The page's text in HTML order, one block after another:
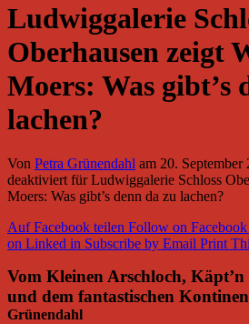
Ludwiggalerie
Oberhausen zeigt
Moers: Was gibt’s
lachen?
Von Petra Grünendahl am 20. September
deaktiviertfür Ludwiggalerie Schloss
Moers: Was gibt’s denn da zu lachen?
Auf Facebook teilen Follow on Facebook
on Linked in Subscribe by Email Print
Vom Kleinen Arschloch,
und dem fantastischen
Grünendahl